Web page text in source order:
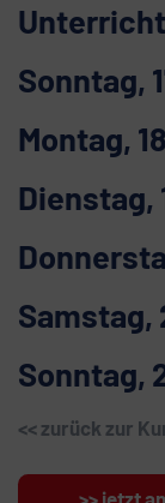
Sonntag,
Montag,
Dienstag,
Samstag,
Sonntag,
<< zurück zur
>> jetzt